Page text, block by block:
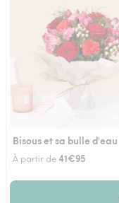
Bisous et sa bulle d'eau
À partir de41€95